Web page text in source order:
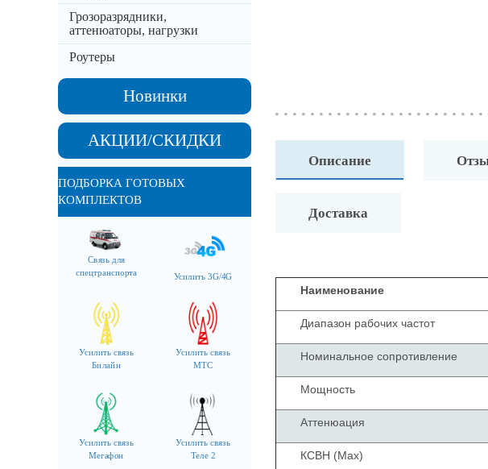
Грозоразрядники,
аттенюаторы, нагрузки
Роутеры
Новинки
АКЦИИ/СКИДКИ
ПОДБОРКА ГОТОВЫХ
КОМПЛЕКТОВ
Связь для
спецтранспорта
Усилить 3G/4G
Усилить связь
Билайн
Усилить связь
МТС
Усилить связь
Мегафон
Усилить связь
Теле 2
Описание
Доставка
Наименование
Диапазон рабочих частот
Номинальное сопротивление
Мощность
Аттенюация
КСВН (Max)